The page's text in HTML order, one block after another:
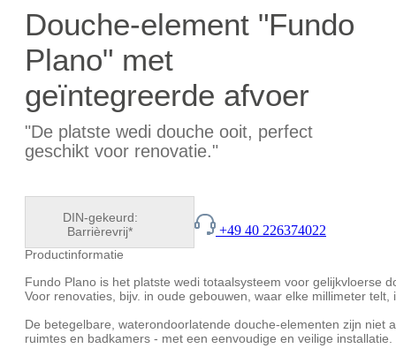
Douche-element "Fundo
Plano" met
geïntegreerde afvoer
"De platste wedi douche ooit, perfect
geschikt voor renovatie."
DIN-gekeurd:
Barrièrevrij*
Productinformatie
Fundo Plano is het platste wedi totaalsysteem voor gelijkvloerse
Voor renovaties, bijv. in oude gebouwen, waar elke millimeter
De betegelbare, waterondoorlatende douche-elementen zijn
ruimtes en badkamers - met een eenvoudige en veilige installatie.
+49 40 226374022